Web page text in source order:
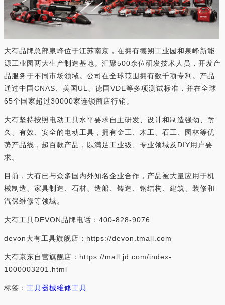
大有品牌总部泉峰位于江苏南京，在拥有德朔工业园和泉峰新能
源工业园两大生产制造基地。汇聚500余位研发技术人员，开发产
品服务于不同市场领域。公司在全球范围拥有数千项专利。产品
通过中国CNAS、美国UL、德国VDE等多项测试标准，并在全球
65个国家超过30000家连锁商店行销。
大有坚持按照电动工具水平要求自主研发、设计和制造强劲、耐
久、有效、安全的电动工具，拥有金工、木工、石工、园林等优
势产品线，超百款产品，以满足工业级、专业领域及DIY用户要
求。
目前，大有已与众多国内外知名企业合作，产品被大量应用于机
械制造、家具制造、石材、造船、铸造、钢结构、建筑、装修和
汽保维修等领域。
大有工具DEVON品牌电话：400-828-9076
devon大有工具旗舰店：https://devon.tmall.com
大有京东自营旗舰店：https://mall.jd.com/index-
1000003201.html
标签： 工具器械维修工具